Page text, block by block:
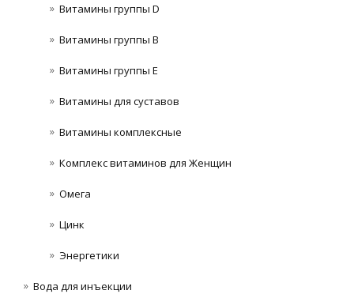
Витамины группы D
Витамины группы В
Витамины группы Е
Витамины для суставов
Витамины комплексные
Комплекс витаминов для Женщин
Омега
Цинк
Энергетики
Вода для инъекции